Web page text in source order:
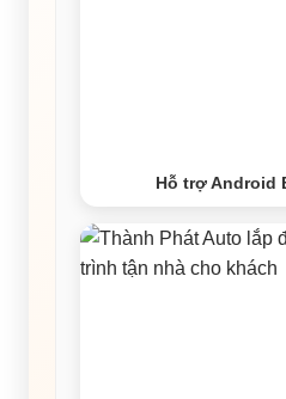
Hỗ trợ Android